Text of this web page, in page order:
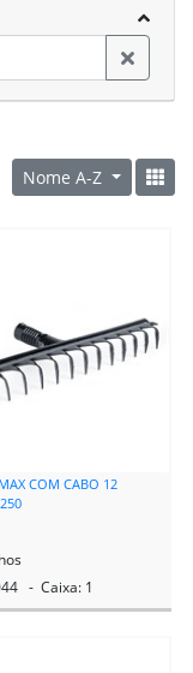
Nome A-Z
COM CABO 12
- Caixa: 1